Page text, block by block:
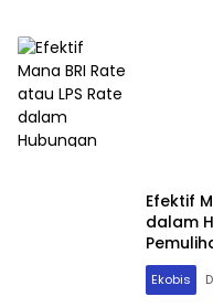
Efektif
dalam
Ekobis